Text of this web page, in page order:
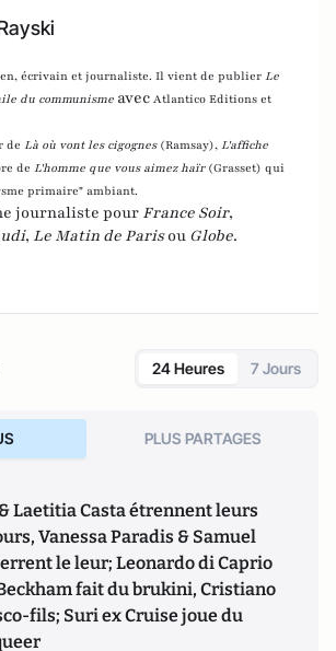
écrivain et journaliste. Il vient de publier Le
du communisme avec Atlantico Editions et
de Là où vont les cigognes (Ramsay), L'affiche
de L'homme que vous aimez haïr (Grasset) qui
primaire" ambiant.
journaliste pour France Soir,
, Le Matin de Parisou Globe.
24 Heures 7 Jours
PLUS PARTAGES
Laetitia Casta étrennent leurs
Vanessa Paradis & Samuel
le leur; Leonardo di Caprio
fait du brukini, Cristiano
fils; Suri ex Cruise joue du